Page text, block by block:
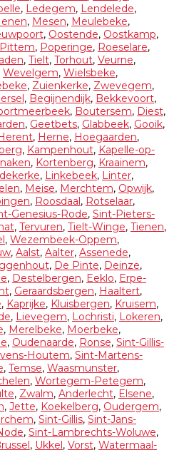
, Ledegem, Lendelede,
, Mesen, Meulebeke,
, Oostende, Oostkamp,
Pittem, Poperinge, Roeselare,
, Tielt, Torhout, Veurne,
Wevelgem, Wielsbeke,
, Zuienkerke, Zwevegem,
, Begijnendijk, Bekkevoort,
, Boutersem, Diest,
, Geetbets, Glabbeek, Gooik,
, Herne, Hoegaarden,
, Kampenhout, Kapelle-op-
, Kortenberg, Kraainem,
, Linkebeek, Linter,
, Meise, Merchtem, Opwijk,
, Roosdaal, Rotselaar,
Genesius-Rode, Sint-Pieters-
, Tervuren, Tielt-Winge, Tienen,
, Wezembeek-Oppem,
, Aalst, Aalter, Assenede,
, De Pinte, Deinze,
, Destelbergen, Eeklo, Erpe-
, Geraardsbergen, Haaltert,
, Kaprijke, Kluisbergen, Kruisem,
, Lievegem, Lochristi, Lokeren,
, Merelbeke, Moerbeke,
, Oudenaarde, Ronse, Sint-Gillis-
Houtem, Sint-Martens-
, Temse, Waasmunster,
, Wortegem-Petegem,
, Zwalm, Anderlecht, Elsene,
, Jette, Koekelberg, Oudergem,
, Sint-Gillis, Sint-Jans-
, Sint-Lambrechts-Woluwe,
, Ukkel, Vorst, Watermaal-